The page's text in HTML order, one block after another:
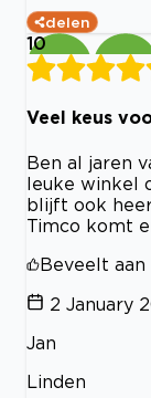
delen
10
Veel keus
Ben al jaren
leuke winkel
blijft ook
Timco komt
Beveelt aan
2 January
Jan
Linden